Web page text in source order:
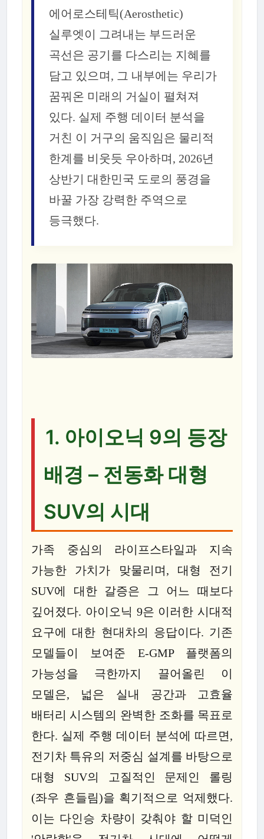
에어로스테틱(Aerosthetic)
실루엣이 그려내는 부드러운
곡선은 공기를 다스리는 지혜를
담고 있으며, 그 내부에는 우리가
꿈꿔온 미래의 거실이 펼쳐져
있다. 실제 주행 데이터 분석을
거친 이 거구의 움직임은 물리적
한계를 비웃듯 우아하며, 2026년
상반기 대한민국 도로의 풍경을
바꿀 가장 강력한 주역으로
등극했다.
1. 아이오닉 9의 등장
배경 – 전동화 대형
SUV의 시대
가족 중심의 라이프스타일과 지속
가능한 가치가 맞물리며, 대형 전기
SUV에 대한 갈증은 그 어느 때보다
깊어졌다. 아이오닉 9은 이러한 시대적
요구에 대한 현대차의 응답이다. 기존
모델들이 보여준 E-GMP 플랫폼의
가능성을 극한까지 끌어올린 이
모델은, 넓은 실내 공간과 고효율
배터리 시스템의 완벽한 조화를 목표로
한다. 실제 주행 데이터 분석에 따르면,
전기차 특유의 저중심 설계를 바탕으로
대형 SUV의 고질적인 문제인 롤링
(좌우 흔들림)을 획기적으로 억제했다.
이는 다인승 차량이 갖춰야 할 미덕인